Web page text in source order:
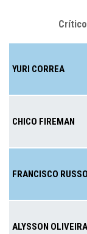
Crítico
YURI CORREA
CHICO FIREMAN
FRANCISCO RUSSO
ALYSSON OLIVEIRA